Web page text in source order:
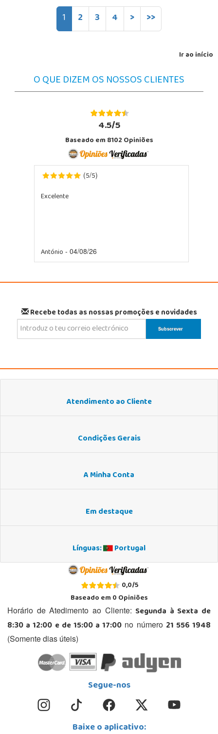
1 2 3 4 > >>
Ir ao início
O QUE DIZEM OS NOSSOS CLIENTES
4.5/5
Baseado em 8102 Opiniões
(5/5)
Excelente
António - 04/08/26
Recebe todas as nossas promoções e novidades
Atendimento ao Cliente
Condições Gerais
A Minha Conta
Em destaque
Línguas: Portugal
0,0/5
Baseado em0Opiniões
Horário de Atedimento ao Cliente: Segunda à Sexta de
8:30 a 12:00 e de 15:00 a 17:00 no número 21 556 1948
(Somente dias úteis)
Segue-nos
Baixe o aplicativo: